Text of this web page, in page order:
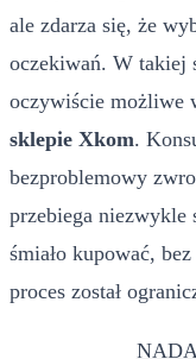
ale zdarza się, że
oczekiwań. W takiej
oczywiście możliwe
sklepie Xkom.
bezproblemowy
przebiega niezwykle
śmiało kupować,
proces został